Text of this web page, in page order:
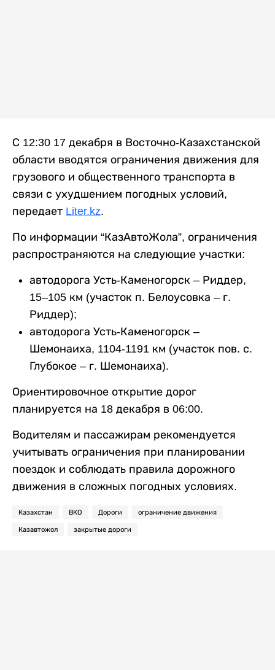
С 12:30 17 декабря в Восточно-Казахстанской
области вводятся ограничения движения для
грузового и общественного транспорта в
связи с ухудшением погодных условий,
передает Liter.kz.
По информации “КазАвтоЖола”, ограничения
распространяются на следующие участки:
автодорога Усть-Каменогорск – Риддер,
15–105 км (участок п. Белоусовка – г.
Риддер);
автодорога Усть-Каменогорск –
Шемонаиха, 1104-1191 км (участок пов. с.
Глубокое – г. Шемонаиха).
Ориентировочное открытие дорог
планируется на 18 декабря в 06:00.
Водителям и пассажирам рекомендуется
учитывать ограничения при планировании
поездок и соблюдать правила дорожного
движения в сложных погодных условиях.
Казахстан ВКО Дороги ограничение движения
Казавтожол закрытые дороги